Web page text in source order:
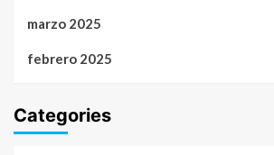
marzo 2025
febrero 2025
Categories